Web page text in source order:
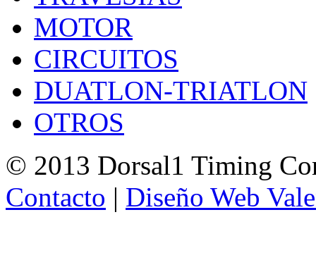
MOTOR
CIRCUITOS
DUATLON-TRIATLON
OTROS
© 2013 Dorsal1 Timing
Contacto | Diseño Web